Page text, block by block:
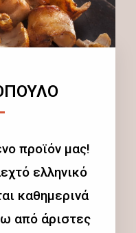
προϊόν μας!
ελληνικό
καθημερινά
από άριστες